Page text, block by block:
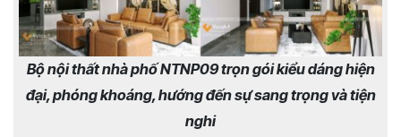
Bộ nội thất nhà phố NTNP09 trọn gói kiểu dáng hiện
đại, phóng khoáng, hướng đến sự sang trọng và tiện
nghi